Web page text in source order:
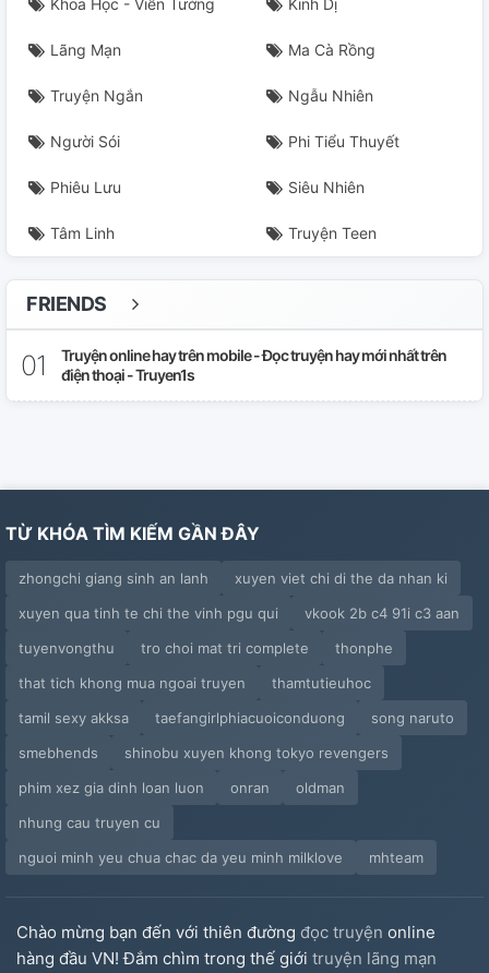
Khoa Học - Viễn Tưởng Kinh Dị
Lãng Mạn Ma Cà Rồng
Truyện Ngắn Ngẫu Nhiên
Người Sói Phi Tiểu Thuyết
Phiêu Lưu Siêu Nhiên
Tâm Linh Truyện Teen
FRIENDS
Truyện online hay trên mobile - Đọc truyện hay mới nhất trên
điện thoại - Truyen1s
TỪ KHÓA TÌM KIẾM GẦN ĐÂY
zhongchi giang sinh an lanh
xuyen viet chi di the da nhan ki
xuyen qua tinh te chi the vinh pgu qui
vkook 2b c4 91i c3 aan
tuyenvongthu
tro choi mat tri complete
thonphe
that tich khong mua ngoai truyen
thamtutieuhoc
tamil sexy akksa
taefangirlphiacuoiconduong
song naruto
smebhends
shinobu xuyen khong tokyo revengers
phim xez gia dinh loan luon
onran
oldman
nhung cau truyen cu
nguoi minh yeu chua chac da yeu minh milklove
mhteam
Chào mừng bạn đến với thiên đường đọc truyện online
hàng đầu VN! Đắm chìm trong thế giới truyện lãng mạn